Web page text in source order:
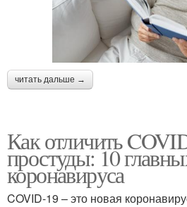
читать дальше →
Как отличить
простуды: 10
коронавируса
COVID-19 – это новая